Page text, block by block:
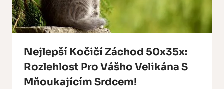
Nejlepší Kočičí Záchod 50x35x:
Rozlehlost Pro Vášho Velikána S
Mňoukajícím Srdcem!